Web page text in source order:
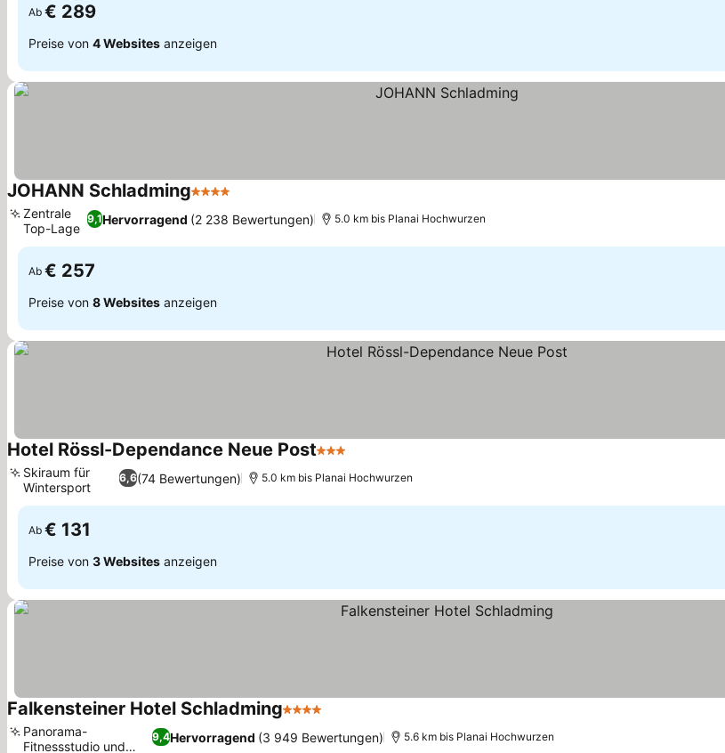
Ab € 289
Preise von 4 Websites anzeigen
JOHANN Schladming4 Sterne
9,1Hervorragend (2 238 Bewertungen)
Zentrale
Top-Lage
5.0 km bis Planai Hochwurzen
Ab € 257
Preise von 8 Websites anzeigen
Hotel Rössl-Dependance Neue Post3 Sterne
6,6(74 Bewertungen)
Skiraum für
Wintersport
5.0 km bis Planai Hochwurzen
Ab € 131
Preise von 3 Websites anzeigen
Falkensteiner Hotel Schladming4 Sterne
9,4Hervorragend (3 949 Bewertungen)
Panorama-
Fitnessstudio und
5.6 km bis Planai Hochwurzen